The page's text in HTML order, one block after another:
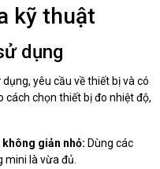
kỹ thuật
dụng
yêu cầu về thiết bị và có
chọn thiết bị đo nhiệt độ,
giản nhỏ: Dùng các
là vừa đủ.